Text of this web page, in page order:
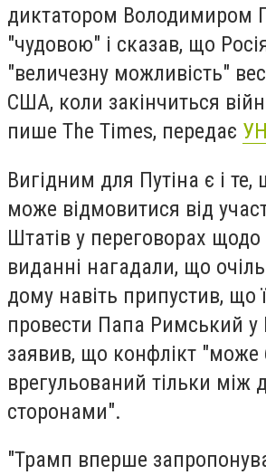
диктатором Володимиром
"чудовою" і сказав, що
"величезну можливість"
США, коли закінчиться
пише The Times, передає
Вигідним для Путіна є і
може відмовитися від
Штатів у переговорах
виданні нагадали, що
дому навіть припустив, що
провести Папа Римський у
заявив, що конфлікт "може
врегульований тільки між
сторонами".
"Трамп вперше